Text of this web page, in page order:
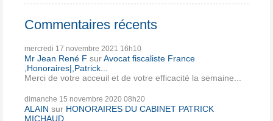
Commentaires récents
mercredi 17 novembre 2021 16h10
Mr Jean René F surAvocat fiscaliste France
,Honoraires|,Patrick...
Merci de votre acceuil et de votre efficacité la semaine...
dimanche 15 novembre 2020 08h20
ALAIN sur HONORAIRES DU CABINET PATRICK
MICHAUD...